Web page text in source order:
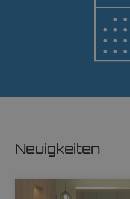
Neuigkeiten